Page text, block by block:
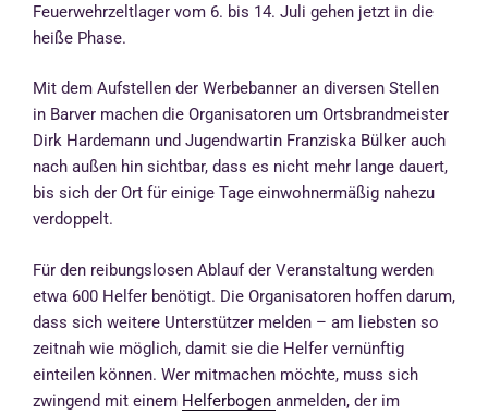
Feuerwehrzeltlager vom 6. bis 14. Juli gehen jetzt in die
heiße Phase.
Mit dem Aufstellen der Werbebanner an diversen Stellen
in Barver machen die Organisatoren um Ortsbrandmeister
Dirk Hardemann und Jugendwartin Franziska Bülker auch
nach außen hin sichtbar, dass es nicht mehr lange dauert,
bis sich der Ort für einige Tage einwohnermäßig nahezu
verdoppelt.
Für den reibungslosen Ablauf der Veranstaltung werden
etwa 600 Helfer benötigt. Die Organisatoren hoffen darum,
dass sich weitere Unterstützer melden – am liebsten so
zeitnah wie möglich, damit sie die Helfer vernünftig
einteilen können. Wer mitmachen möchte, muss sich
zwingend mit einem Helferbogen anmelden, der im